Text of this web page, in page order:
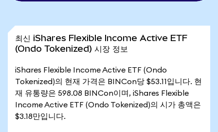
최신 iShares Flexible Income Active ETF
(Ondo Tokenized) 시장 정보
iShares Flexible Income Active ETF (Ondo
Tokenized)의 현재 가격은 BINCon당 $53.11입니다. 현
재 유통량은 598.08 BINCon이며, iShares Flexible
Income Active ETF (Ondo Tokenized)의 시가 총액은
$3.18만입니다.